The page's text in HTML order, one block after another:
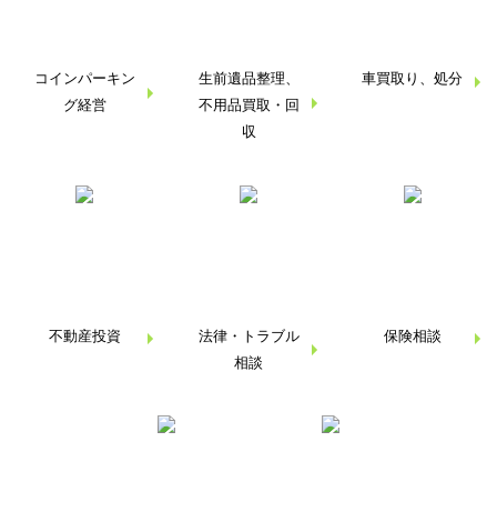
コインパーキン
グ経営
生前遺品整理、
不用品買取・回
収
車買取り、処分
不動産投資
法律・トラブル
相談
保険相談